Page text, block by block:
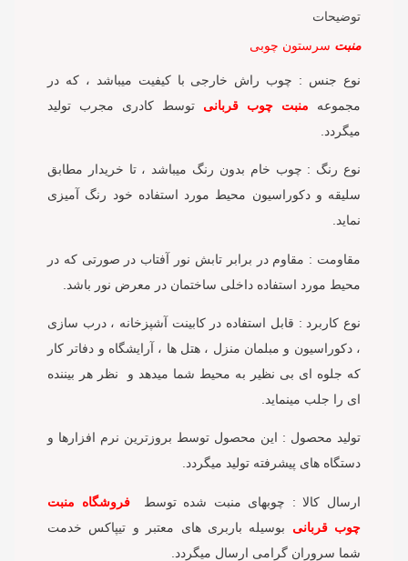
توضیحات
منبت سرستون چوبی
نوع جنس : چوب راش خارجی با کیفیت میباشد ، که در
مجموعه منبت چوب قربانی توسط کادری مجرب تولید
میگردد.
نوع رنگ : چوب خام بدون رنگ میباشد ، تا خریدار مطابق
سلیقه و دکوراسیون محیط مورد استفاده خود رنگ آمیزی
نماید.
مقاومت : مقاوم در برابر تابش نور آفتاب در صورتی که در
محیط مورد استفاده داخلی ساختمان در معرض نور باشد.
نوع کاربرد : قابل استفاده در کابینت آشپزخانه ، درب سازی
، دکوراسیون و مبلمان منزل ، هتل ها ، آرایشگاه و دفاتر کار
که جلوه ای بی نظیر به محیط شما میدهد و نظر هر بیننده
ای را جلب مینماید.
تولید محصول : این محصول توسط بروزترین نرم افزارها و
دستگاه های پیشرفته تولید میگردد.
ارسال کالا : چوبهای منبت شده توسطفروشگاه منبت
چوب قربانی بوسیله باربری های معتبر و تیپاکس خدمت
شما سروران گرامی ارسال میگردد.